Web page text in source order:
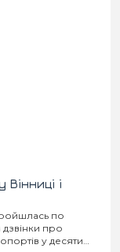
і
по
про
у десяти